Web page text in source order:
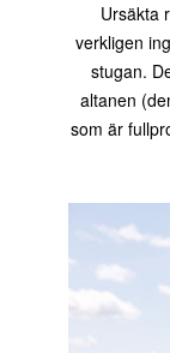
Ursäkta
verkligen
stugan.
altanen
som är